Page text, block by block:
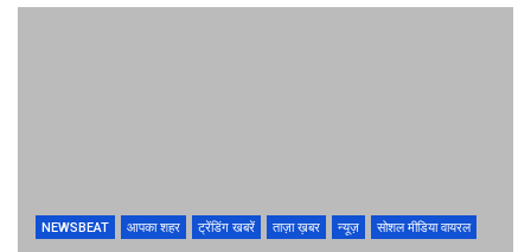
NEWSBEAT आपका शहर ट्रेंडिंग खबरें ताज़ा ख़बर न्यूज़ सोशल मीडिया वायरल